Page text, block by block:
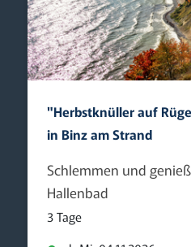
"Herbstknüller auf
in Binz am Strand
Schlemmen und
Hallenbad
3 Tage